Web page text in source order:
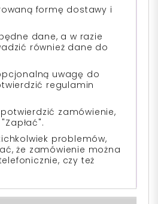
formę dostawy i
dane, a w razie
również dane do
uwagę do
regulamin
zamówienie,
problemów,
że zamówienie można
czy też